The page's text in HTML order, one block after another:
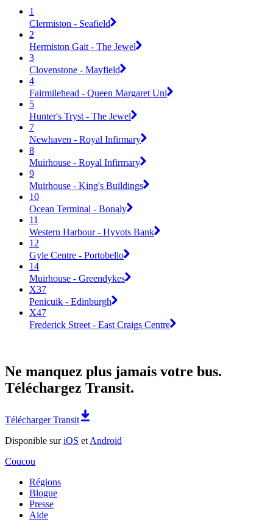
1
Clermiston - Seafield
2
Hermiston Gait - The Jewel
3
Clovenstone - Mayfield
4
Fairmilehead - Queen Margaret Uni
5
Hunter's Tryst - The Jewel
7
Newhaven - Royal Infirmary
8
Muirhouse - Royal Infirmary
9
Muirhouse - King's Buildings
10
Ocean Terminal - Bonaly
11
Western Harbour - Hyvots Bank
12
Gyle Centre - Portobello
14
Muirhouse - Greendykes
X37
Penicuik - Edinburgh
X47
Frederick Street - East Craigs Centre
Ne manquez plus jamais votre bus.
Téléchargez Transit.
Télécharger Transit
Disponible suriOS et Android
Coucou
Régions
Blogue
Presse
Aide